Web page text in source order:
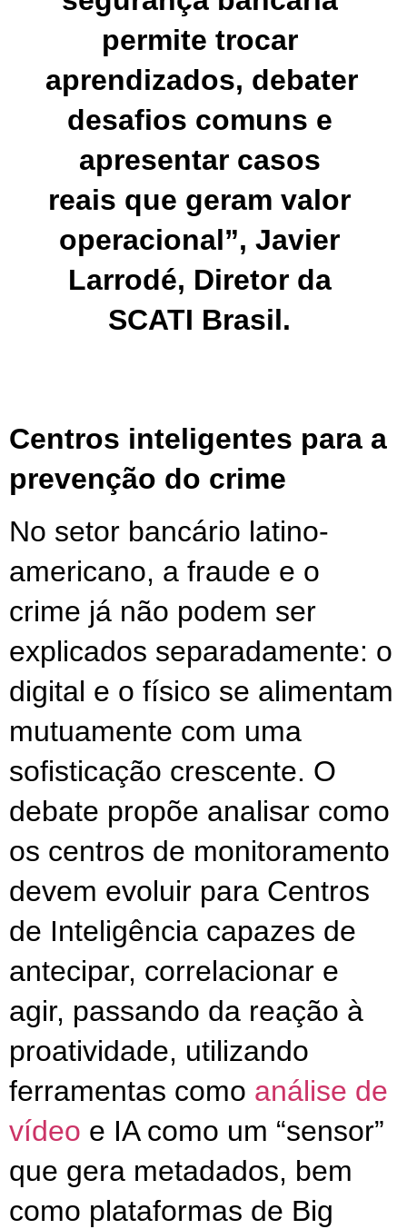
permite trocar
aprendizados, debater
desafios comuns e
apresentar casos
reais que geram valor
operacional”, Javier
Larrodé, Diretor da
SCATI Brasil.
Centros inteligentes para a
prevenção do crime
No setor bancário latino-
americano, a fraude e o
crime já não podem ser
explicados separadamente: o
digital e o físico se alimentam
mutuamente com uma
sofisticação crescente. O
debate propõe analisar como
os centros de monitoramento
devem evoluir para Centros
de Inteligência capazes de
antecipar, correlacionar e
agir, passando da reação à
proatividade, utilizando
ferramentas como análise de
vídeo e IA como um “sensor”
que gera metadados, bem
como plataformas de Big